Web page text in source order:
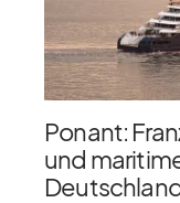
Ponant:
und